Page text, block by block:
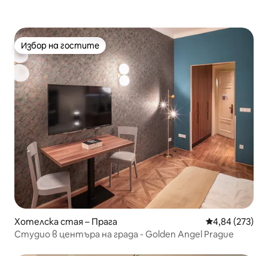
Избор на гостите
Избор на гостите
Хотелска стая – Прага Средна
4,84 (273)
Студио в центъра на града - Golden Angel Prague